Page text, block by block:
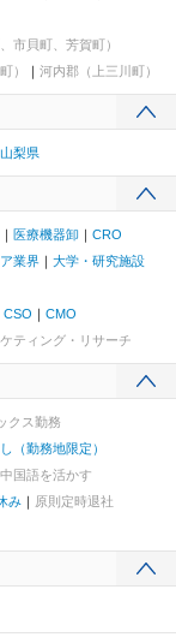
市貝町、芳賀町）
） 河内郡（上三川町）
山梨県
医療機器卸
CRO
業界
大学・研究施設
CSO
CMO
ティング・リサーチ
クス勤務
（勤務地限定）
中国語を活かす
み
原則定時退社